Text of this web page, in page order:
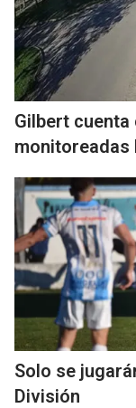
Gilbert
monitoreadas
Solo se
División